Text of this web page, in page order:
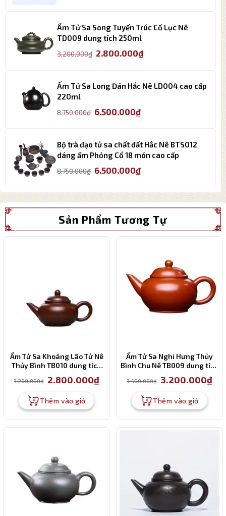
3.200.000₫.
là:
Ấm Tử Sa Song Tuyến Trúc Cổ Lục Nê
TD009 dung tích 250ml
3.200.000₫ Giá
3.200.000₫.
2.800.000₫Giá
là:
Ấm Tử Sa Long Đán Hắc Nê LD004 cao cấp
220ml
8.750.000₫ Giá
8.750.000₫.
6.500.000₫Giá
là:
6.500.000₫.
Bộ trà đạo tử sa chất đất Hắc Nê BTS012
dáng ấm Phỏng Cổ 18 món cao cấp
8.750.000₫ Giá
là:
8.750.000₫.
6.500.000₫Giá
tại
là:
Sản Phẩm Tương Tự
Ấm Tử Sa Khoáng Lão Tử Nê
Thủy Bình TB010 dung tích
3.200.000₫ Giá
gốc
3.200.000₫.
2.800.000₫Giá
hiện
2.800.000₫.
Thêm vào giỏ
Ấm Tử Sa Nghi Hưng Thủy
Bình Chu Nê TB009 dung tích
3.500.000₫ Giá
gốc
3.500.000₫.
3.200.000₫Giá
hiện
Thêm vào giỏ